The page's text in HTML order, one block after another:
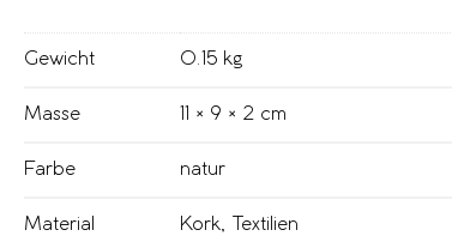
Gewicht 0.15 kg
Masse 11 × 9 × 2 cm
Farbe natur
Material Kork, Textilien